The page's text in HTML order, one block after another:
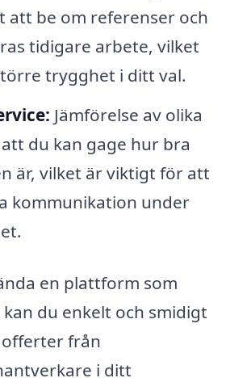
att be om referenser och
tidigare arbete, vilket
trygghet i ditt val.
Jämförelse av olika
du kan gage hur bra
är, vilket är viktigt för att
kommunikation under
en plattform som
du enkelt och smidigt
offerter från
i ditt